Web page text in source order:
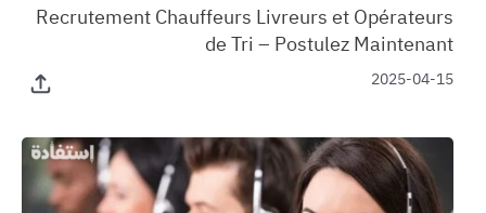
‏Recrutement Chauffeurs Livreurs et Opérateurs
de Tri – Postulez Maintenant
2025-04-15